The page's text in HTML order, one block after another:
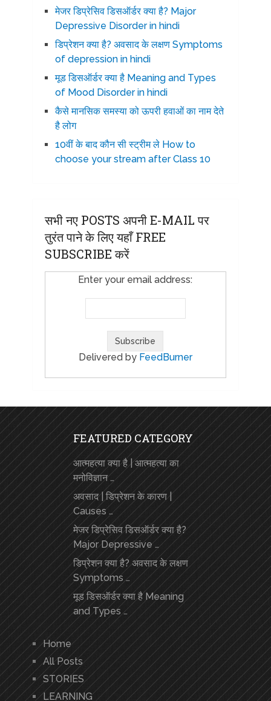
मेजर डिप्रेसिव डिसऑर्डर क्या है? Major
Depressive Disorder in hindi
डिप्रेशन क्या है? अवसाद के लक्षण Symptoms
of depression in hindi
मूड डिसऑर्डर क्या है Meaning and Types
of Mood Disorder in hindi
कैसे मानसिक समस्या को ऊपरी हवाओं का नाम देते
है लोग
10वीं के बाद कौन सी स्ट्रीम ले How to
choose your stream after Class 10
सभी नए POSTS अपनी E-MAIL पर
तुरंत पाने के लिए यहाँ FREE
SUBSCRIBE करें
Enter your email address:
Delivered by FeedBurner
FEATURED CATEGORY
आत्महत्या क्या है | आत्महत्या का
मनोविज्ञान …
अवसाद | डिप्रेशन के कारण |
Causes …
मेजर डिप्रेसिव डिसऑर्डर क्या है?
Major Depressive …
डिप्रेशन क्या है? अवसाद के लक्षण
Symptoms …
मूड डिसऑर्डर क्या है Meaning
and Types …
Home
All Posts
STORIES
LEARNING